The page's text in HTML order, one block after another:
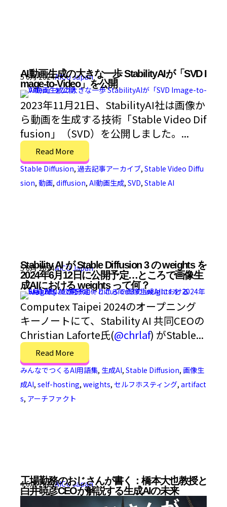
AI動画生成の大きな一歩 StabilityAIが「SVD I
mage-to-Video」を公開
5 6月 2024AICU Japan
2023年11月21日、StabilityAI社は画像か
ら動画を生成する技術「Stable Video Dif
fusion」（SVD）を公開しました。...
Read More
Stable Diffusion, 過去記事アーカイブ, Stable Video Diffu
sion, 動画, diffusion, AI動画生成, SVD, Stable AI
Stability AI が Stable Diffusion 3 の weights を
2024年6月12日に公開予定…ところで画像生
成AIにおける weights って何？
5 6月 2024AICU Japan
Computex Taipei 2024のオープニング
キーノートにて、Stability AI 共同CEOの
Christian Laforte氏(@chrlaf) がStable...
Read More
みんなでつくるAI用語集, 生成AI, Stable Diffusion, 画像生
成AI, self-hosting, weights, セルフホスティング, artifact
s, アーチファクト
工場勤務のおじさんが書く：橋本大也教授と
白井暁彦CEOが解説する生成AIの未来
4 6月 2024AICU Japan